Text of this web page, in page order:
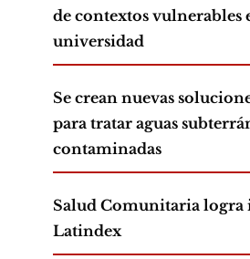
de contextos vulnerables
universidad
Se crean nuevas
para tratar aguas
contaminadas
Salud Comunitaria logra
Latindex